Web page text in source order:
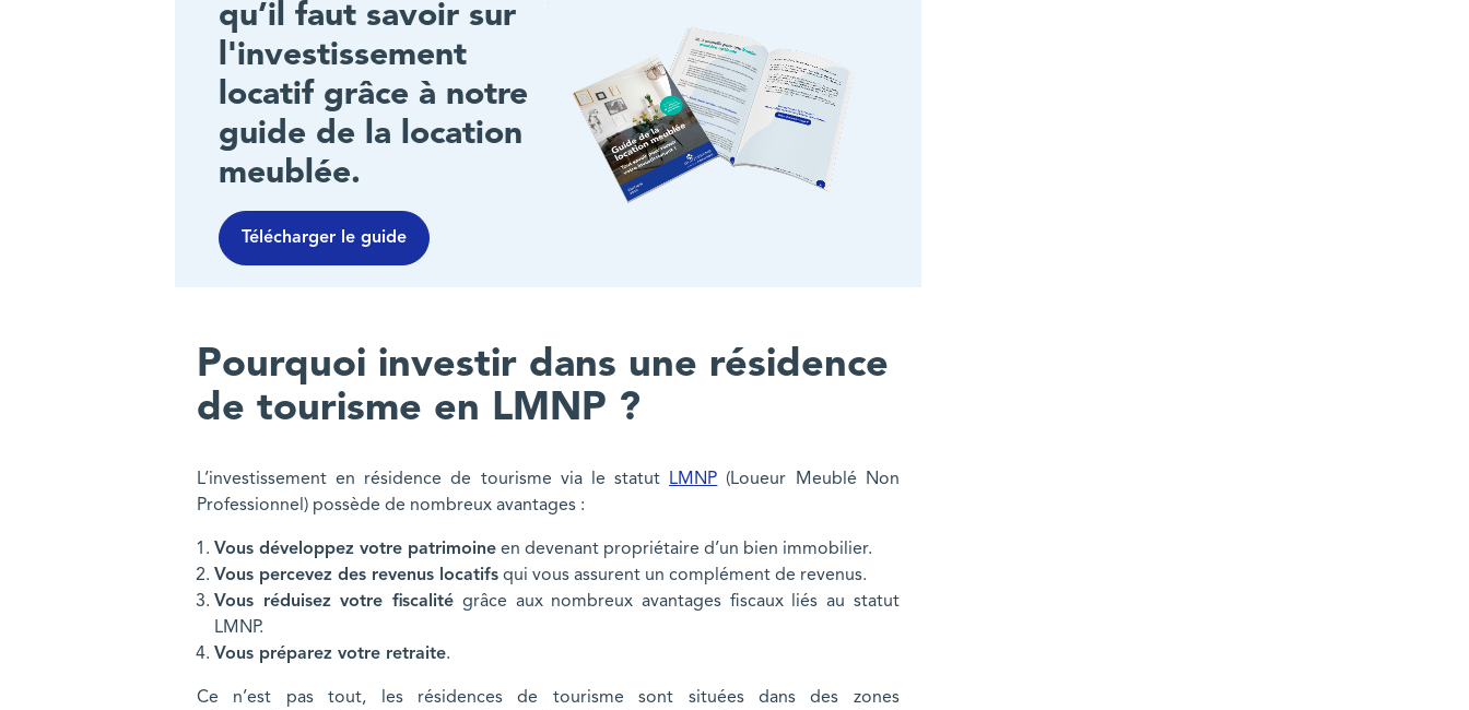
qu’il faut savoir sur
l'investissement
locatif grâce à notre
guide de la location
meublée.
Télécharger le guide
Pourquoi investir dans une résidence
de tourisme en LMNP ?
L’investissement en résidence de tourisme via le statut LMNP (Loueur Meublé Non
Professionnel) possède de nombreux avantages :
Vous développez votre patrimoine en devenant propriétaire d’un bien immobilier.
Vous percevez des revenus locatifs qui vous assurent un complément de revenus.
Vous réduisez votre fiscalité grâce aux nombreux avantages fiscaux liés au statut
LMNP.
Vous préparez votre retraite.
Ce n’est pas tout, les résidences de tourisme sont situées dans des zones